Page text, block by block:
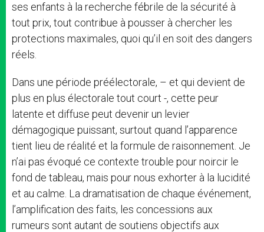
ses enfants à la recherche fébrile de la sécurité à
tout prix, tout contribue à pousser à chercher les
protections maximales, quoi qu’il en soit des dangers
réels.
Dans une période préélectorale, – et qui devient de
plus en plus électorale tout court -, cette peur
latente et diffuse peut devenir un levier
démagogique puissant, surtout quand l’apparence
tient lieu de réalité et la formule de raisonnement. Je
n’ai pas évoqué ce contexte trouble pour noircir le
fond de tableau, mais pour nous exhorter à la lucidité
et au calme. La dramatisation de chaque événement,
l’amplification des faits, les concessions aux
rumeurs sont autant de soutiens objectifs aux